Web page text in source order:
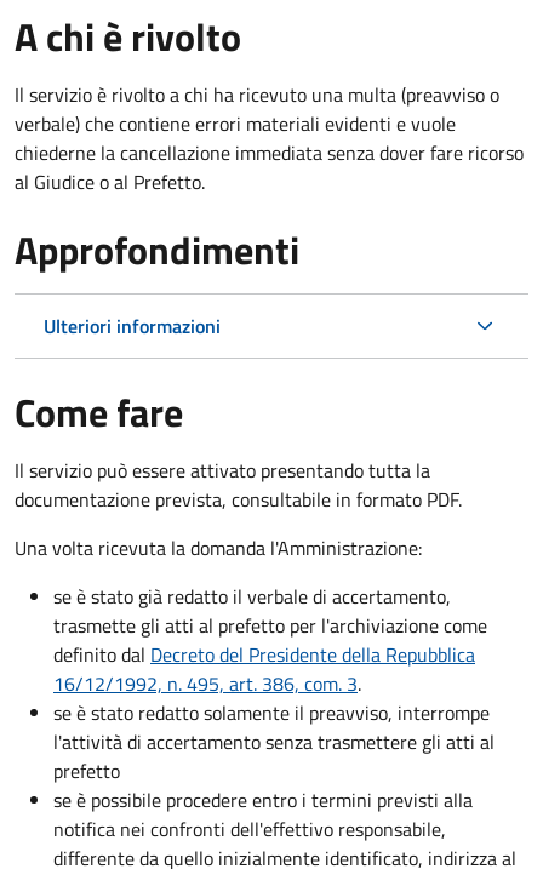
A chi è rivolto
Il servizio è rivolto a chi ha ricevuto una multa (preavviso o
verbale) che contiene errori materiali evidenti e vuole
chiederne la cancellazione immediata senza dover fare ricorso
al Giudice o al Prefetto.
Approfondimenti
Ulteriori informazioni
Come fare
Il servizio può essere attivato presentando tutta la
documentazione prevista, consultabile in formato PDF.
Una volta ricevuta la domanda l'Amministrazione:
se è stato già redatto il verbale di accertamento,
trasmette gli atti al prefetto per l'archiviazione come
definito dal Decreto del Presidente della Repubblica
16/12/1992, n. 495, art. 386, com. 3.
se è stato redatto solamente il preavviso, interrompe
l'attività di accertamento senza trasmettere gli atti al
prefetto
se è possibile procedere entro i termini previsti alla
notifica nei confronti dell'effettivo responsabile,
differente da quello inizialmente identificato, indirizza al